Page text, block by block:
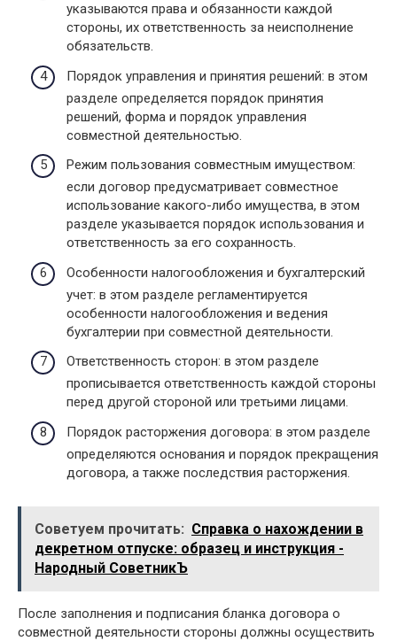
указываются права и обязанности каждой
стороны, их ответственность за неисполнение
обязательств.
Порядок управления и принятия решений: в этом
разделе определяется порядок принятия
решений, форма и порядок управления
совместной деятельностью.
Режим пользования совместным имуществом:
если договор предусматривает совместное
использование какого-либо имущества, в этом
разделе указывается порядок использования и
ответственность за его сохранность.
Особенности налогообложения и бухгалтерский
учет: в этом разделе регламентируется
особенности налогообложения и ведения
бухгалтерии при совместной деятельности.
Ответственность сторон: в этом разделе
прописывается ответственность каждой стороны
перед другой стороной или третьими лицами.
Порядок расторжения договора: в этом разделе
определяются основания и порядок прекращения
договора, а также последствия расторжения.
Советуем прочитать: Справка о нахождении в
декретном отпуске: образец и инструкция -
Народный СоветникЪ
После заполнения и подписания бланка договора о
совместной деятельности стороны должны осуществить